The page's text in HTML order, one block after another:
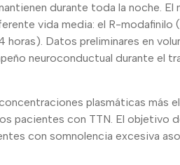
durante toda la noche.
vida media: el R-modafinilo
Datos preliminares en
neuroconductual durante el
plasmáticas más
pacientes con TTN. El objetivo
con somnolencia excesiva